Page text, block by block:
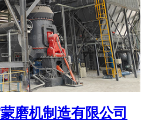
磨机制造有限公司